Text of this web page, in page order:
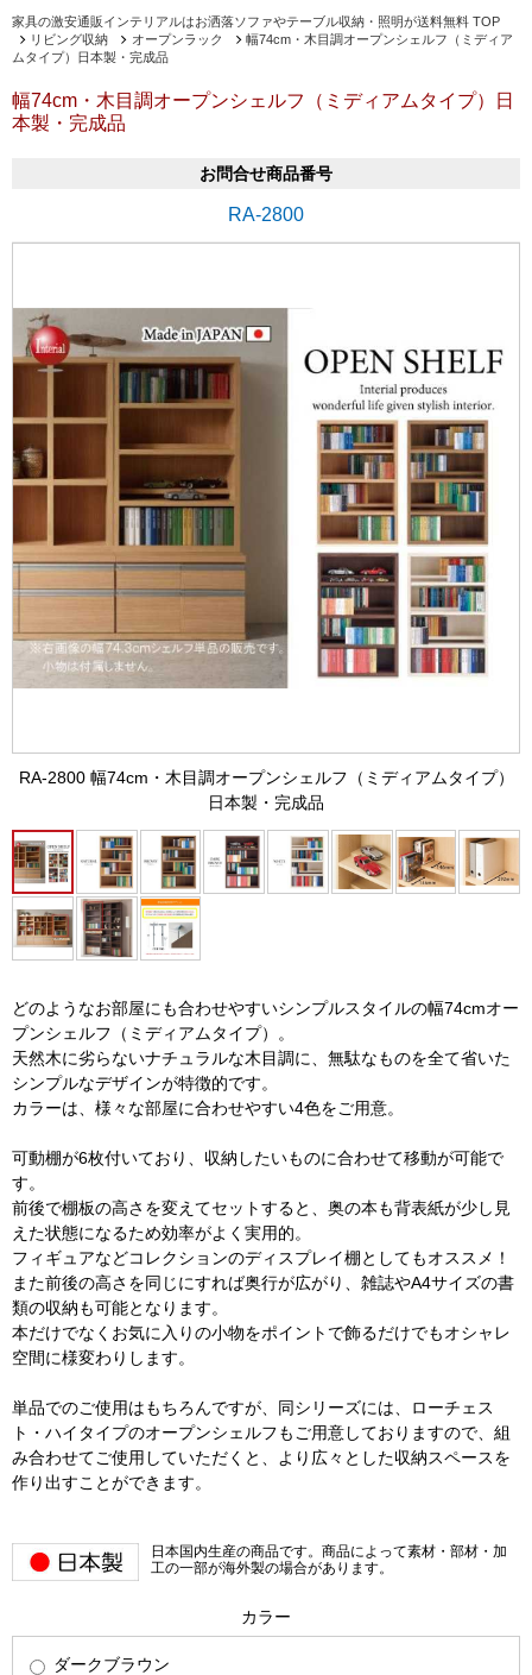
家具の激安通販インテリアルはお洒落ソファやテーブル収納・照明が送料無料 TOP
リビング収納
オープンラック
幅74cm・木目調オープンシェルフ（ミディア
ムタイプ）日本製・完成品
幅74cm・木目調オープンシェルフ（ミディアムタイプ）日
本製・完成品
お問合せ商品番号
RA-2800
RA-2800 幅74cm・木目調オープンシェルフ（ミディアムタイプ）
日本製・完成品
どのようなお部屋にも合わせやすいシンプルスタイルの幅74cmオー
プンシェルフ（ミディアムタイプ）。
天然木に劣らないナチュラルな木目調に、無駄なものを全て省いた
シンプルなデザインが特徴的です。
カラーは、様々な部屋に合わせやすい4色をご用意。
可動棚が6枚付いており、収納したいものに合わせて移動が可能で
す。
前後で棚板の高さを変えてセットすると、奥の本も背表紙が少し見
えた状態になるため効率がよく実用的。
フィギュアなどコレクションのディスプレイ棚としてもオススメ！
また前後の高さを同じにすれば奥行が広がり、雑誌やA4サイズの書
類の収納も可能となります。
本だけでなくお気に入りの小物をポイントで飾るだけでもオシャレ
空間に様変わりします。
単品でのご使用はもちろんですが、同シリーズには、ローチェス
ト・ハイタイプのオープンシェルフもご用意しておりますので、組
み合わせてご使用していただくと、より広々とした収納スペースを
作り出すことができます。
日本国内生産の商品です。商品によって素材・部材・加
工の一部が海外製の場合があります。
カラー
ダークブラウン